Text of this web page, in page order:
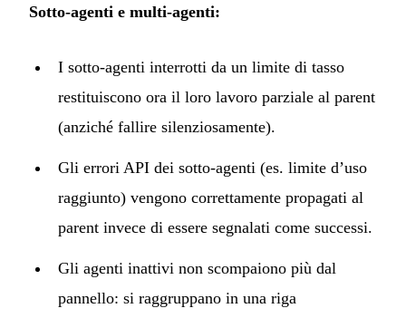
Sotto-agenti e multi-agenti:
I sotto-agenti interrotti da un limite di tasso
restituiscono ora il loro lavoro parziale al parent
(anziché fallire silenziosamente).
Gli errori API dei sotto-agenti (es. limite d’uso
raggiunto) vengono correttamente propagati al
parent invece di essere segnalati come successi.
Gli agenti inattivi non scompaiono più dal
pannello: si raggruppano in una riga